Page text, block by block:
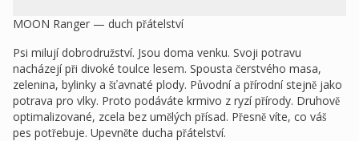
MOON Ranger — duch přátelství
Psi milují dobrodružství. Jsou doma venku. Svoji potravu
nacházejí při divoké toulce lesem. Spousta čerstvého masa,
zelenina, bylinky a šťavnaté plody. Původní a přírodní stejně jako
potrava pro vlky. Proto podáváte krmivo z ryzí přírody. Druhově
optimalizované, zcela bez umělých přísad. Přesně víte, co váš
pes potřebuje. Upevněte ducha přátelství.